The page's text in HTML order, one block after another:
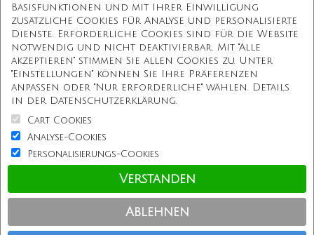
Kostenlose Geschenkbox
Kostenlose Gravur
Unbegrenzte Redesign
ÜBER UNS
Information
Kundenservice
Einkaufen bei uns
Copyright © Personalisierterekette.De, Alle Rechte vorbehalten.
Basisfunktionen und mit Ihrer Einwilligung
zusätzliche Cookies für Analyse und personalisierte
Dienste. Erforderliche Cookies sind für die Website
notwendig und nicht deaktivierbar. Mit "Alle
akzeptieren" stimmen Sie allen Cookies zu. Unter
"Einstellungen" können Sie Ihre Präferenzen
anpassen oder "Nur erforderliche" wählen. Details
in der Datenschutzerklärung.
Cart Cookies
Analyse-Cookies
Personalisierungs-Cookies
Verstanden
Ablehnen